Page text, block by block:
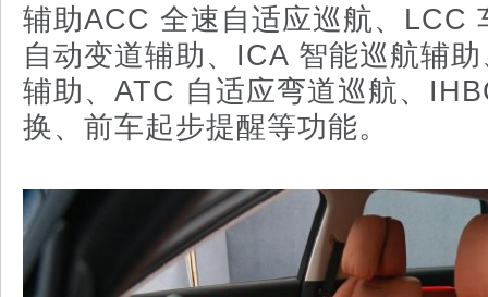
辅助ACC 全速自适应巡航、LCC
自动变道辅助、ICA 智能巡航辅
辅助、ATC 自适应弯道巡航、
换、前车起步提醒等功能。